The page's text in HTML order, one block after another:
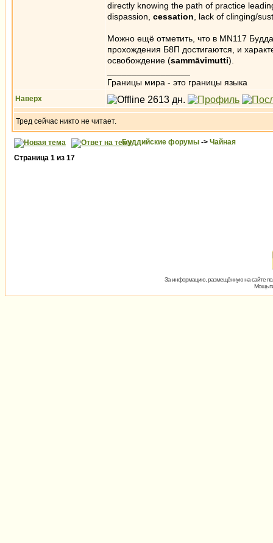
directly knowing the path of practice
dispassion, cessation , lack of clinging/
Можно ещё отметить, что в MN117
прохождения Б8П достигаются, и
освобождение (sammāvimutti).
Границы мира - это границы языка
Наверх
Тред сейчас никто не читает.
Буддийские форумы -> Чайная
Страница 1 из 17
За информацию, размещённую на сайте
Мощь